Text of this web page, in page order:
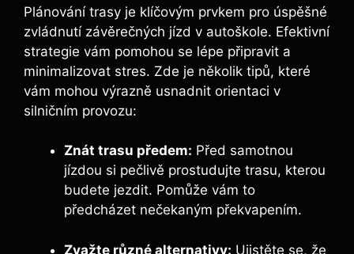
Plánování trasy je klíčovým prvkem pro úspěšné
zvládnutí závěrečných jízd v autoškole. Efektivní
strategie vám pomohou se lépe připravit a
minimalizovat stres. Zde je několik tipů, které
vám mohou výrazně usnadnit orientaci v
silničním provozu:
Znát trasu předem: Před samotnou
jízdou si pečlivě prostudujte trasu, kterou
budete jezdit. Pomůže vám to
předcházet nečekaným překvapením.
Zvažte různé alternativy: Ujistěte se, že